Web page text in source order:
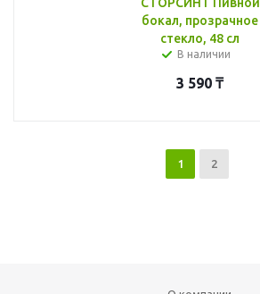
бокал, прозрачное
стекло, 48 сл
В наличии
3 590 ₸
1 2